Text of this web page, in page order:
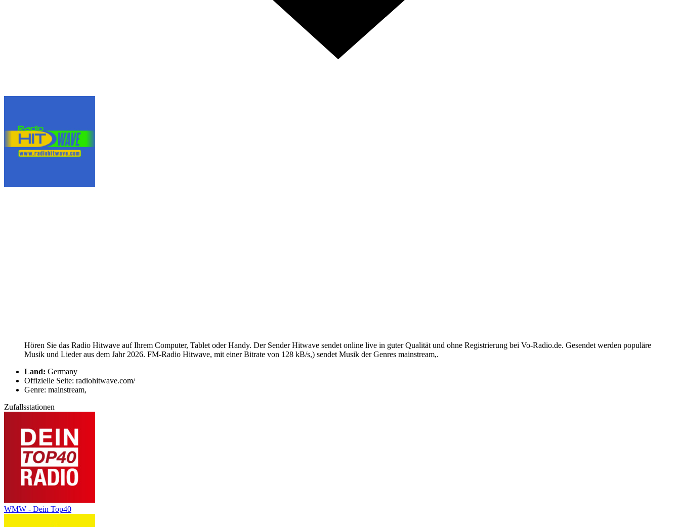
Hören Sie das Radio Hitwave auf Ihrem Computer, Tablet oder Handy. Der Sender Hitwave sendet online live in guter Qualität und ohne Registrierung bei Vo-Radio.de. Gesendet werden populäre
Musik und Lieder aus dem Jahr 2026. FM-Radio Hitwave, mit einer Bitrate von 128 kB/s,) sendet Musik der Genres mainstream,.
Land: Germany
Offizielle Seite: radiohitwave.com/
Genre: mainstream,
Zufallsstationen
WMW - Dein Top40